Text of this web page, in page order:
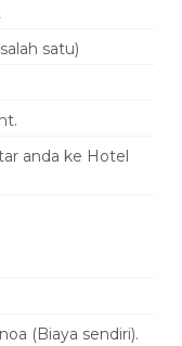
satu)
anda ke Hotel
(Biaya sendiri).